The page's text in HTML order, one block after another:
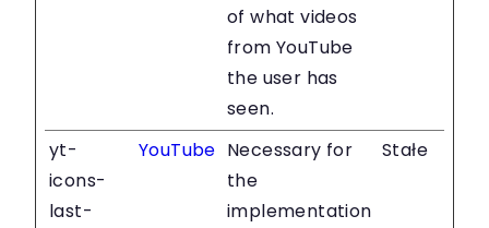
of what videos
from YouTube
the user has
seen.
yt-
icons-
last-
YouTube Necessary for
the
implementation
Stałe